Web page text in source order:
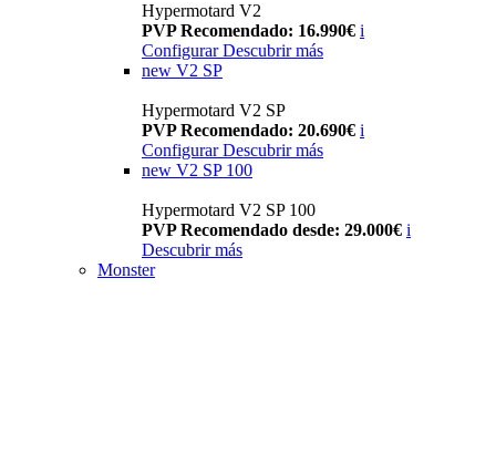
Hypermotard V2
PVP Recomendado: 16.990€ i
Configurar Descubrir más
new V2 SP
Hypermotard V2 SP
PVP Recomendado: 20.690€ i
Configurar Descubrir más
new V2 SP 100
Hypermotard V2 SP 100
PVP Recomendado desde: 29.000€ i
Descubrir más
Monster